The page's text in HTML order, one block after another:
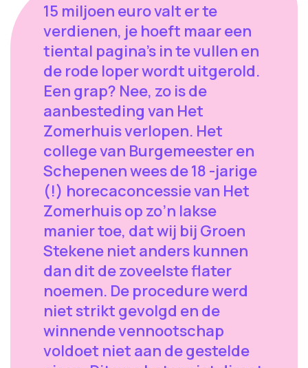
15 miljoen euro valt er te
verdienen, je hoeft maar een
tiental pagina’s in te vullen en
de rode loper wordt uitgerold.
Een grap? Nee, zo is de
aanbesteding van Het
Zomerhuis verlopen. Het
college van Burgemeester en
Schepenen wees de 18 -jarige
(!) horecaconcessie van Het
Zomerhuis op zo’n lakse
manier toe, dat wij bij Groen
Stekene niet anders kunnen
dan dit de zoveelste flater
noemen. De procedure werd
niet strikt gevolgd en de
winnende vennootschap
voldoet niet aan de gestelde